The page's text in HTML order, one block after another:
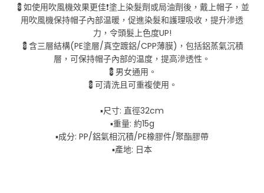
💈如使用吹風機效果更佳❗塗上染髮劑或局油劑後，戴上帽子，並
用吹風機保持帽子內部温暖，促進染髮和護理吸收，提升滲透
力，令頭髮上色度UP!
💈含三層結構(PE塗層/真空踱鋁/CPP薄膜)，包括鋁蒸氣沉積
層，可保持帽子內部的温度，提高滲透性。
💈男女通用。
💈可清洗且可重複使用。
▪️尺寸: 直徑32cm
▪️重量: 約15g
▪️成分: PP/鋁氣相沉積/PE橡膠件/聚酯膠帶
▪️產地: 日本